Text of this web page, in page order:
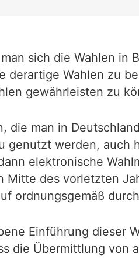
sich die Wahlen in
derartige Wahlen zu
gewährleisten zu
die man in
genutzt werden,
elektronische
Mitte des vorletzten
ordnungsgemäß
Einführung dieser
die Übermittlung von